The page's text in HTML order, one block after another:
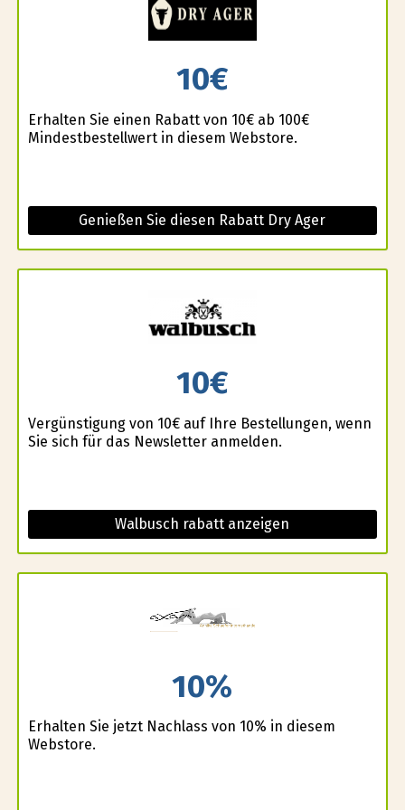
10€
Erhalten Sie einen Rabatt von 10€ ab 100€
Mindestbestellwert in diesem Webstore.
Genießen Sie diesen Rabatt Dry Ager
10€
Vergünstigung von 10€ auf Ihre Bestellungen, wenn
Sie sich für das Newsletter anmelden.
Walbusch rabatt anzeigen
10%
Erhalten Sie jetzt Nachlass von 10% in diesem
Webstore.